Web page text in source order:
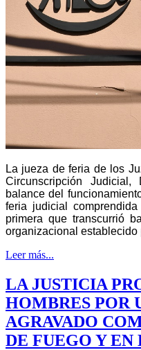
La jueza de feria de los
Circunscripción
balance del
feria judicial
primera que transcurrió
organizacional establecido
Leer más...
LA JUSTICIA
HOMBRES POR
AGRAVADO
DE FUEGO Y EN